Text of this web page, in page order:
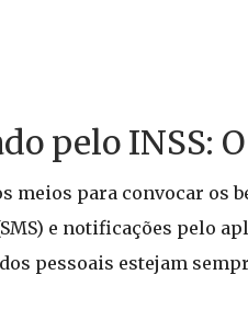
pelo INSS:
meios para convocar os
e notificações pelo
pessoais estejam